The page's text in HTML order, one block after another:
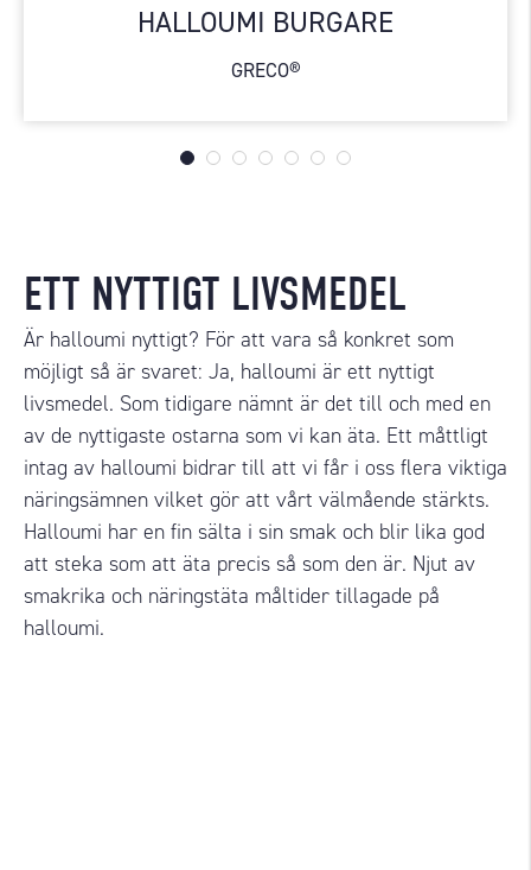
HALLOUMI BURGARE
GRECO®
ETT NYTTIGT LIVSMEDEL
Är halloumi nyttigt? För att vara så konkret som
möjligt så är svaret: Ja, halloumi är ett nyttigt
livsmedel. Som tidigare nämnt är det till och med en
av de nyttigaste ostarna som vi kan äta. Ett måttligt
intag av halloumi bidrar till att vi får i oss flera viktiga
näringsämnen vilket gör att vårt välmående stärkts.
Halloumi har en fin sälta i sin smak och blir lika god
att steka som att äta precis så som den är. Njut av
smakrika och näringstäta måltider tillagade på
halloumi.